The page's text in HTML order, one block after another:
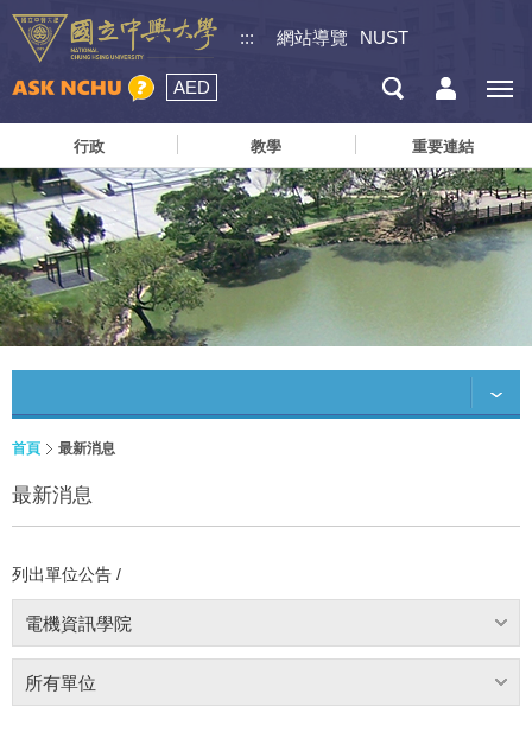
::: 網站導覽 NUST
AED
行政 教學 重要連結
首頁 最新消息
最新消息
列出單位公告 /
電機資訊學院
所有單位